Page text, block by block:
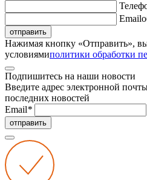
Email
отправить
Нажимая кнопку «Отправить», вы
условиямиполитики обработки
Подпишитесь на наши новости
Введите адрес электронной
последних новостей
Email*
отправить